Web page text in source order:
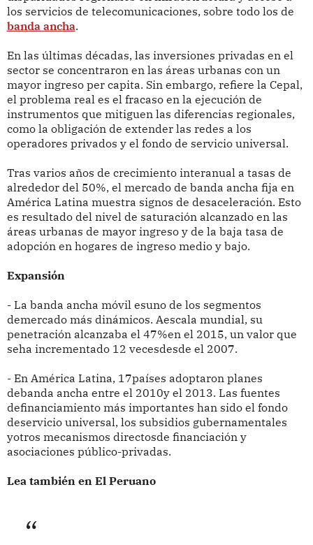
los servicios de telecomunicaciones, sobre todo los de
banda ancha.
En las últimas décadas, las inversiones privadas en el
sector se concentraron en las áreas urbanas con un
mayor ingreso per capita. Sin embargo, refiere la Cepal,
el problema real es el fracaso en la ejecución de
instrumentos que mitiguen las diferencias regionales,
como la obligación de extender las redes a los
operadores privados y el fondo de servicio universal.
Tras varios años de crecimiento interanual a tasas de
alrededor del 50%, el mercado de banda ancha fija en
América Latina muestra signos de desaceleración. Esto
es resultado del nivel de saturación alcanzado en las
áreas urbanas de mayor ingreso y de la baja tasa de
adopción en hogares de ingreso medio y bajo.
Expansión
- La banda ancha móvil esuno de los segmentos
demercado más dinámicos. Aescala mundial, su
penetración alcanzaba el 47%en el 2015, un valor que
seha incrementado 12 vecesdesde el 2007.
- En América Latina, 17países adoptaron planes
debanda ancha entre el 2010y el 2013. Las fuentes
definanciamiento más importantes han sido el fondo
deservicio universal, los subsidios gubernamentales
yotros mecanismos directosde financiación y
asociaciones público-privadas.
Lea también en El Peruano